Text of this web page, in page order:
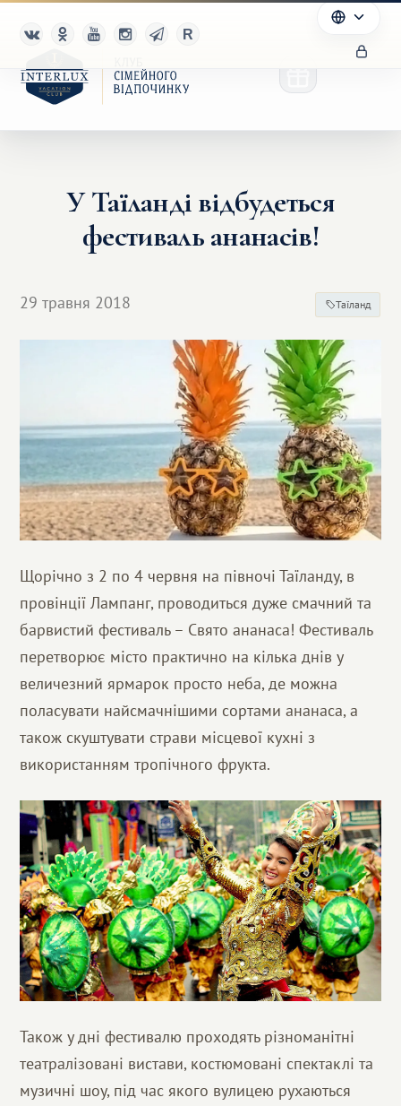
Клуб
Переваги
Благотворительность
У Таїланді відбудеться
фестиваль ананасів!
29 травня 2018 Таїланд
Щорічно з 2 по 4 червня на півночі Таїланду, в
провінції Лампанг, проводиться дуже смачний та
барвистий фестиваль – Свято ананаса! Фестиваль
перетворює місто практично на кілька днів у
величезний ярмарок просто неба, де можна
поласувати найсмачнішими сортами ананаса, а
також скуштувати страви місцевої кухні з
використанням тропічного фрукта.
Також у дні фестивалю проходять різноманітні
театралізовані вистави, костюмовані спектаклі та
музичні шоу, під час якого вулицею рухаються